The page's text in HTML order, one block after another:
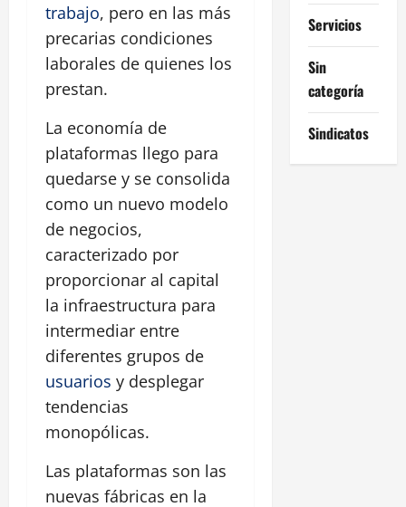
trabajo, pero en las más
precarias condiciones
laborales de quienes los
prestan.
La economía de
plataformas llego para
quedarse y se consolida
como un nuevo modelo
de negocios,
caracterizado por
proporcionar al capital
la infraestructura para
intermediar entre
diferentes grupos de
usuarios y desplegar
tendencias
monopólicas.
Las plataformas son las
nuevas fábricas en la
Servicios
Sin
categoría
Sindicatos